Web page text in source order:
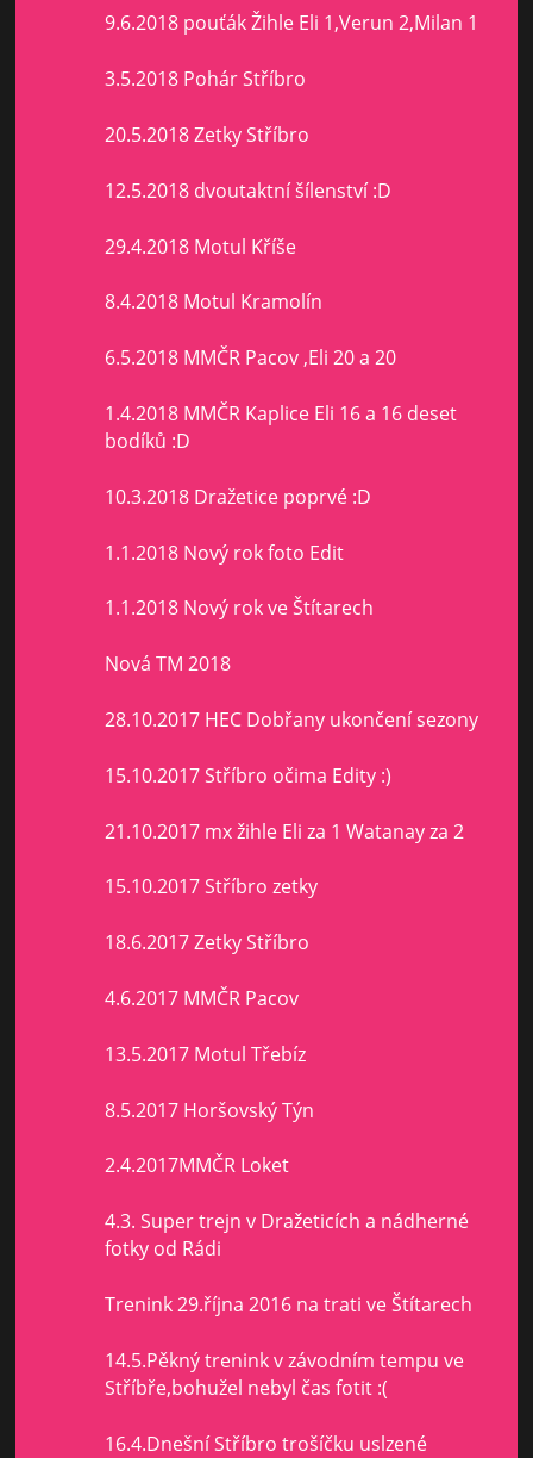
9.6.2018 pouťák Žihle Eli 1,Verun 2,Milan 1
3.5.2018 Pohár Stříbro
20.5.2018 Zetky Stříbro
12.5.2018 dvoutaktní šílenství :D
29.4.2018 Motul Kříše
8.4.2018 Motul Kramolín
6.5.2018 MMČR Pacov ,Eli 20 a 20
1.4.2018 MMČR Kaplice Eli 16 a 16 deset
bodíků :D
10.3.2018 Dražetice poprvé :D
1.1.2018 Nový rok foto Edit
1.1.2018 Nový rok ve Štítarech
Nová TM 2018
28.10.2017 HEC Dobřany ukončení sezony
15.10.2017 Stříbro očima Edity :)
21.10.2017 mx žihle Eli za 1 Watanay za 2
15.10.2017 Stříbro zetky
18.6.2017 Zetky Stříbro
4.6.2017 MMČR Pacov
13.5.2017 Motul Třebíz
8.5.2017 Horšovský Týn
2.4.2017MMČR Loket
4.3. Super trejn v Dražeticích a nádherné
fotky od Rádi
Trenink 29.října 2016 na trati ve Štítarech
14.5.Pěkný trenink v závodním tempu ve
Stříbře,bohužel nebyl čas fotit :(
16.4.Dnešní Stříbro trošíčku uslzené